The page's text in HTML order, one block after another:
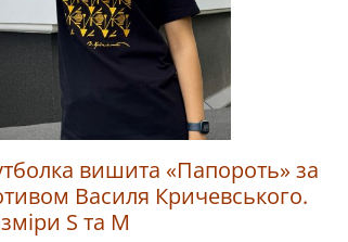
вишита «Папороть» за
Василя Кричевського.
S та M